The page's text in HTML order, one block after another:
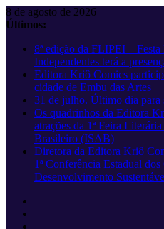
Pular
para
conteúdo
8 de agosto de 2026
Últimos:
8ª edição da FLIPEI –
Independentes terá a
Editora Kriô Comics
cidade de Embu das Artes
31 de julho. Último dia para
Os quadrinhos da Editora
atrações da 1ª Feira
Brasileiro (ISAB)
Diretora da Editora Kriô
1ª Conferência Estadual
Desenvolvimento